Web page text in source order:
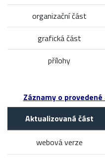
organizační část
grafická část
přílohy
Záznamy o
Aktualizovaná část
webová verze